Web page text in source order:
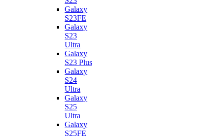
Galaxy
S23FE
Galaxy
S23
Ultra
Galaxy
S23 Plus
Galaxy
S24
Ultra
Galaxy
S25
Ultra
Galaxy
S25FE